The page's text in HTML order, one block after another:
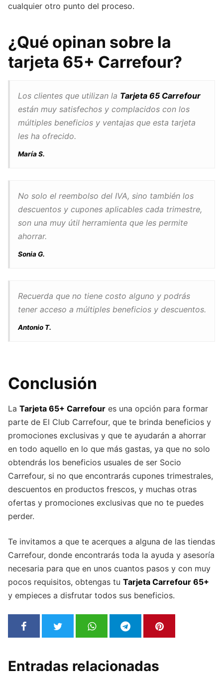
cualquier otro punto del proceso.
¿Qué opinan sobre la
tarjeta 65+ Carrefour?
Los clientes que utilizan la Tarjeta 65 Carrefour
están muy satisfechos y complacidos con los
múltiples beneficios y ventajas que esta tarjeta
les ha ofrecido.
María S.
No solo el reembolso del IVA, sino también los
descuentos y cupones aplicables cada trimestre,
son una muy útil herramienta que les permite
ahorrar.
Sonia G.
Recuerda que no tiene costo alguno y podrás
tener acceso a múltiples beneficios y descuentos.
Antonio T.
Conclusión
La Tarjeta 65+ Carrefour es una opción para formar
parte de El Club Carrefour, que te brinda beneficios y
promociones exclusivas y que te ayudarán a ahorrar
en todo aquello en lo que más gastas, ya que no solo
obtendrás los beneficios usuales de ser Socio
Carrefour, si no que encontrarás cupones trimestrales,
descuentos en productos frescos, y muchas otras
ofertas y promociones exclusivas que no te puedes
perder.
Te invitamos a que te acerques a alguna de las tiendas
Carrefour, donde encontrarás toda la ayuda y asesoría
necesaria para que en unos cuantos pasos y con muy
pocos requisitos, obtengas tu Tarjeta Carrefour 65+
y empieces a disfrutar todos sus beneficios.
Entradas relacionadas